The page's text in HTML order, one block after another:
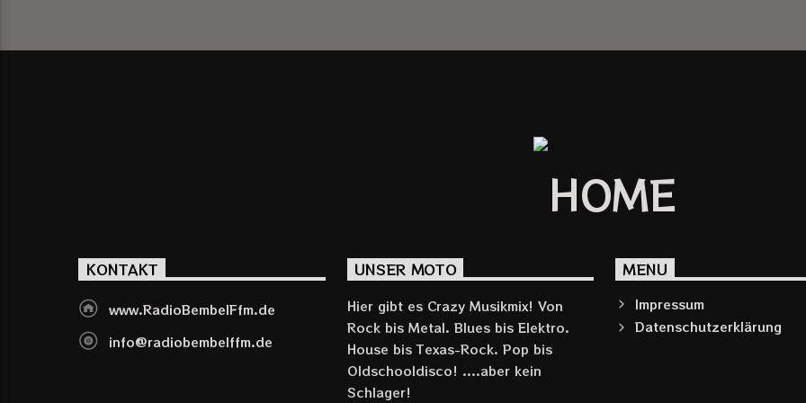
KONTAKT
www.RadioBembelFfm.de
info@radiobembelffm.de
UNSER MOTO
Hier gibt es Crazy Musikmix! Von
Rock bis Metal. Blues bis Elektro.
House bis Texas-Rock. Pop bis
Oldschooldisco! ....aber kein
Schlager!
MENU
Impressum
Datenschutzerklärung